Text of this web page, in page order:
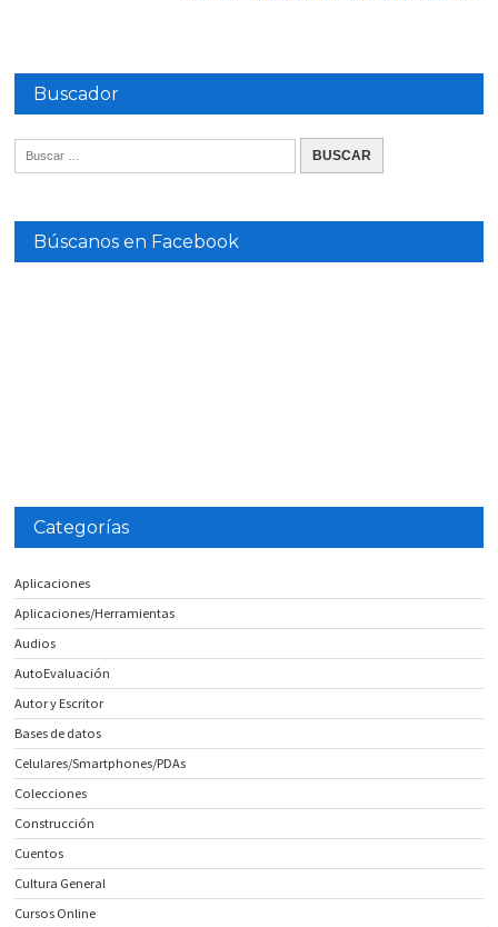
Buscador
Búscanos en Facebook
Categorías
Aplicaciones
Aplicaciones/Herramientas
Audios
AutoEvaluación
Autor y Escritor
Bases de datos
Celulares/Smartphones/PDAs
Colecciones
Construcción
Cuentos
Cultura General
Cursos Online